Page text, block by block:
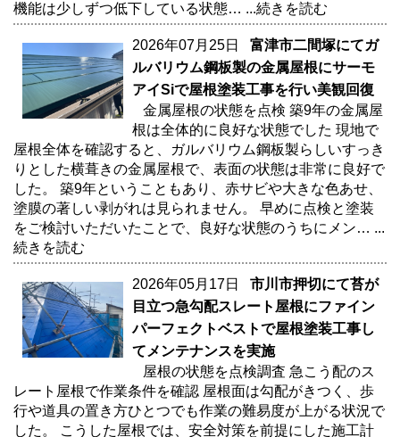
機能は少しずつ低下している状態… ...続きを読む
2026年07月25日 富津市二間塚にてガ
ルバリウム鋼板製の金属屋根にサーモ
アイSiで屋根塗装工事を行い美観回復
金属屋根の状態を点検 築9年の金属屋
根は全体的に良好な状態でした 現地で
屋根全体を確認すると、ガルバリウム鋼板製らしいすっき
りとした横葺きの金属屋根で、表面の状態は非常に良好で
した。 築9年ということもあり、赤サビや大きな色あせ、
塗膜の著しい剥がれは見られません。 早めに点検と塗装
をご検討いただいたことで、良好な状態のうちにメン… ...
続きを読む
2026年05月17日 市川市押切にて苔が
目立つ急勾配スレート屋根にファイン
パーフェクトベストで屋根塗装工事し
てメンテナンスを実施
屋根の状態を点検調査 急こう配のス
レート屋根で作業条件を確認 屋根面は勾配がきつく、歩
行や道具の置き方ひとつでも作業の難易度が上がる状況で
した。 こうした屋根では、安全対策を前提にした施工計